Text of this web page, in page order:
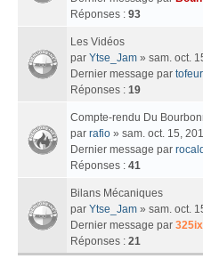
Réponses : 93
Les Vidéos
par Ytse_Jam » sam. oct.
Dernier message par tofeur
Réponses : 19
Compte-rendu Du
par rafio » sam. oct. 15,
Dernier message par
Réponses : 41
Bilans Mécaniques
par Ytse_Jam » sam. oct.
Dernier message par
Réponses : 21